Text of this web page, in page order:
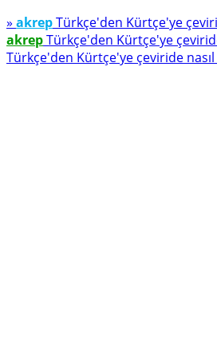
» akrepTürkçe'den Kürtçe'ye
akrepTürkçe'den Kürtçe'ye
Türkçe'den Kürtçe'ye çeviride